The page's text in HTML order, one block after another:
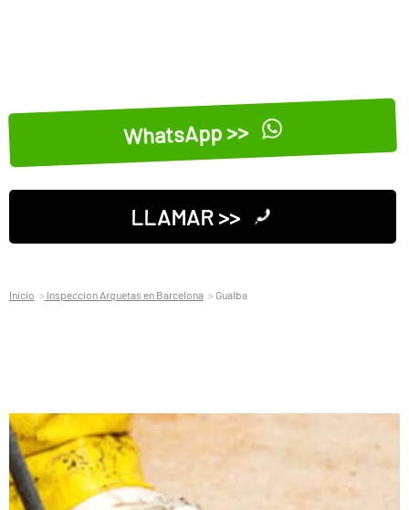
WhatsApp >>
LLAMAR >>
Inicio Inspeccion Arquetas en Barcelona Gualba